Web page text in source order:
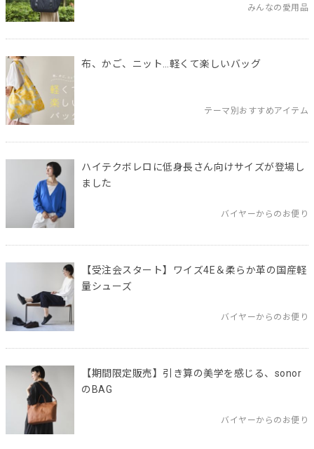
みんなの愛用品
布、かご、ニット…軽くて楽しいバッグ
テーマ別おすすめアイテム
ハイテクボレロに低身長さん向けサイズが登場し
ました
バイヤーからのお便り
【受注会スタート】ワイズ4E＆柔らか革の国産軽
量シューズ
バイヤーからのお便り
【期間限定販売】引き算の美学を感じる、sonor
のBAG
バイヤーからのお便り